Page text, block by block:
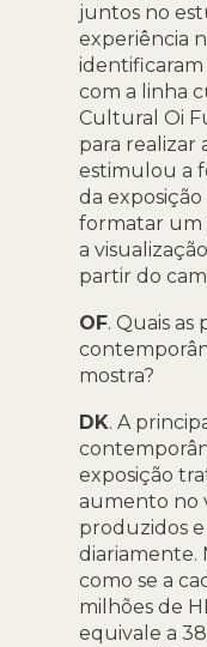
juntos no
experiência
identificaram
com a linha
Cultural Oi
para realizar
estimulou a
da exposição
formatar um
a
partir do
OF. Quais as
mostra?
DK. A
exposição
aumento no
produzidos
diariamente.
como se a
milhões de
equivale a